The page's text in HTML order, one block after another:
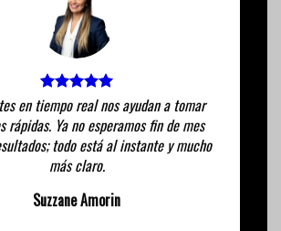
en tiempo real nos ayudan a tomar
rápidas. Ya no esperamos fin de mes
todo está al instante y mucho
más claro.
Suzzane Amorin